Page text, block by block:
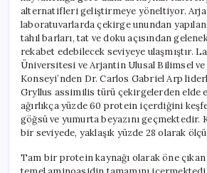
alternatifleri geliştirmeye yöneltiyor.
laboratuvarlarda çekirge unundan
tahıl barları, tat ve doku açısından
rekabet edebilecek seviyeye ulaşmıştır.
Üniversitesi ve Arjantin Ulusal Bilimsel
Konseyi’nden Dr. Carlos Gabriel Arp
Gryllus assimilis türü çekirgelerden elde
ağırlıkça yüzde 60 protein içerdiğini
göğsü ve yumurta beyazını
bir seviyede, yaklaşık yüzde 28 olarak
Tam bir protein kaynağı olarak öne